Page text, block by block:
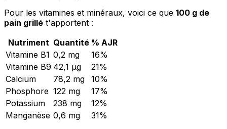
Pour les vitamines et minéraux, voici ce que 100 g de
pain grillé t'apportent :
Nutriment Quantité % AJR
Vitamine B1 0,2 mg
16%
Vitamine B9 42,1 µg
21%
Calcium
78,2 mg
10%
Phosphore 122 mg
17%
Potassium
238 mg
12%
Manganèse 0,6 mg
31%